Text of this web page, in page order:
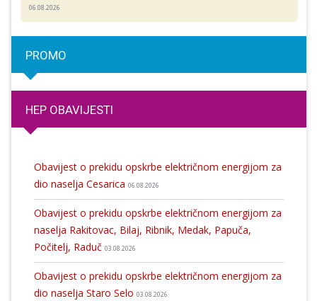
06.08.2026
PROMO
HEP OBAVIJESTI
Obavijest o prekidu opskrbe električnom energijom za
dio naselja Cesarica 06.08.2026
Obavijest o prekidu opskrbe električnom energijom za
naselja Rakitovac, Bilaj, Ribnik, Medak, Papuča,
Počitelj, Raduč 03.08.2026
Obavijest o prekidu opskrbe električnom energijom za
dio naselja Staro Selo 03.08.2026